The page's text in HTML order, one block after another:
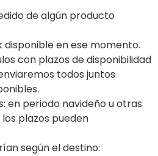
de algún producto
disponible en ese momento.
con plazos de disponibilidad
todos juntos
en periodo navideño u otras
plazos pueden
según el destino: